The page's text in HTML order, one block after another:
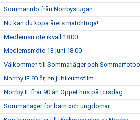
Sommarinfo från Norrbystugan
Nu kan du köpa årets matchtröja!
Medlemsmöte ikväll 18:00
Medlemsmöte 13 juni 18:00
Välkommen till Sommarläger och Sommarfotboll
Norrby IF 90 år, en jubileumsfilm
Norrby IF firar 90 år! Öppet hus på torsdag
Sommarläger för barn och ungdomar